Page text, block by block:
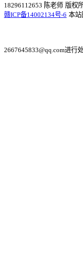
18296112653 陈老师 版权
赣ICP备14002134号-6 本站
2667645833@qq.com进行